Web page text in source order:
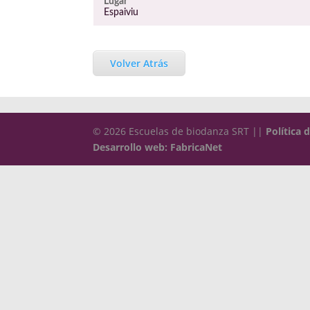
Espaiviu
Volver Atrás
© 2026 Escuelas de biodanza SRT || Política
Desarrollo web: FabricaNet